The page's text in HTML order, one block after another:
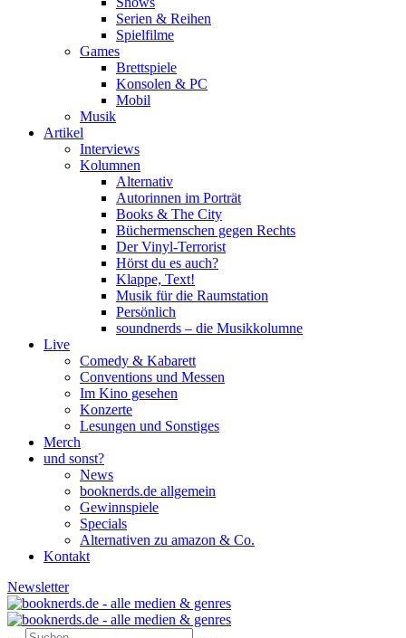
Serien & Reihen
Spielfilme
Games
Brettspiele
Konsolen & PC
Mobil
Musik
Artikel
Interviews
Kolumnen
Alternativ
Autorinnen im Porträt
Books & The City
Büchermenschen gegen Rechts
Der Vinyl-Terrorist
Hörst du es auch?
Klappe, Text!
Musik für die Raumstation
Persönlich
soundnerds – die Musikkolumne
Live
Comedy & Kabarett
Conventions und Messen
Im Kino gesehen
Konzerte
Lesungen und Sonstiges
Merch
und sonst?
News
booknerds.de allgemein
Gewinnspiele
Specials
Alternativen zu amazon & Co.
Kontakt
Newsletter